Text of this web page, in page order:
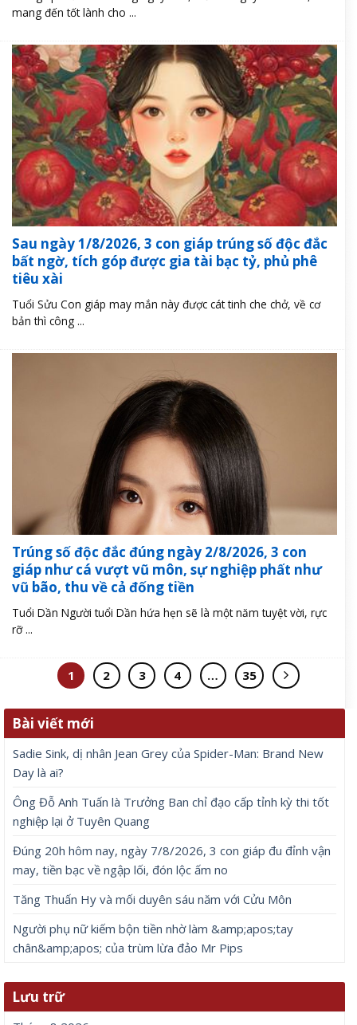
mang đến tốt lành cho ...
Sau ngày 1/8/2026, 3 con giáp trúng số độc đắc
bất ngờ, tích góp được gia tài bạc tỷ, phủ phê
tiêu xài
Tuổi Sửu Con giáp may mắn này được cát tinh che chở, về cơ
bản thì công ...
Trúng số độc đắc đúng ngày 2/8/2026, 3 con
giáp như cá vượt vũ môn, sự nghiệp phất như
vũ bão, thu về cả đống tiền
Tuổi Dần Người tuổi Dần hứa hẹn sẽ là một năm tuyệt vời, rực
rỡ ...
1 2 3 4 … 35
Bài viết mới
Sadie Sink, dị nhân Jean Grey của Spider-Man: Brand New
Day là ai?
Ông Đỗ Anh Tuấn là Trưởng Ban chỉ đạo cấp tỉnh kỳ thi tốt
nghiệp lại ở Tuyên Quang
Đúng 20h hôm nay, ngày 7/8/2026, 3 con giáp đu đỉnh vận
may, tiền bạc về ngập lối, đón lộc ấm no
Tăng Thuấn Hy và mối duyên sáu năm với Cửu Môn
Người phụ nữ kiếm bộn tiền nhờ làm &amp;apos;tay
chân&amp;apos; của trùm lừa đảo Mr Pips
Lưu trữ